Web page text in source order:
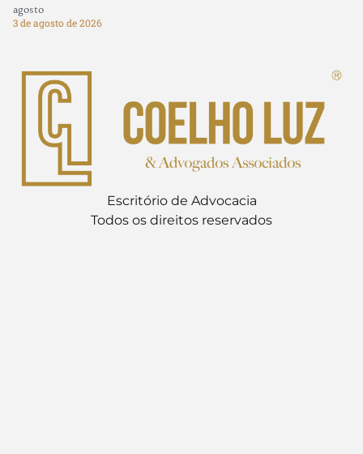
agosto
3 de agosto de 2026
Escritório de Advocacia
Todos os direitos reservados